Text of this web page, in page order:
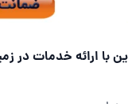
با ارائه خدمات در